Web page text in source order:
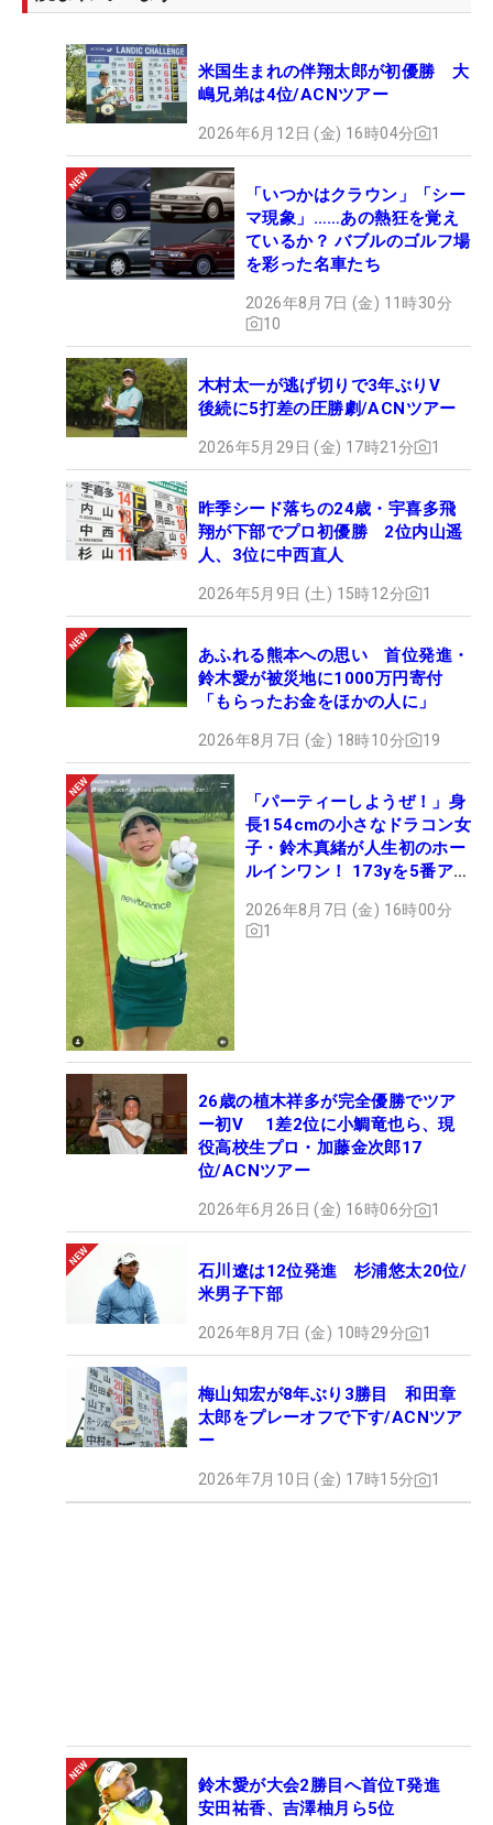
米国生まれの伴翔太郎が初優勝 大
嶋兄弟は4位/ACNツアー
2026年6月12日 (金) 16時04分 1
「いつかはクラウン」「シー
マ現象」……あの熱狂を覚え
ているか？ バブルのゴルフ場
を彩った名車たち
2026年8月7日 (金) 11時30分
10
木村太一が逃げ切りで3年ぶりV
後続に5打差の圧勝劇/ACNツアー
2026年5月29日 (金) 17時21分 1
昨季シード落ちの24歳・宇喜多飛
翔が下部でプロ初優勝 2位内山遥
人、3位に中西直人
2026年5月9日 (土) 15時12分 1
あふれる熊本への思い 首位発進・
鈴木愛が被災地に1000万円寄付
「もらったお金をほかの人に」
2026年8月7日 (金) 18時10分 19
「パーティーしようぜ！」身
長154cmの小さなドラコン女
子・鈴木真緒が人生初のホー
ルインワン！ 173yを5番アイ
2026年8月7日 (金) 16時00分
1
26歳の植木祥多が完全優勝でツア
ー初V 1差2位に小鯛竜也ら、現
役高校生プロ・加藤金次郎17
位/ACNツアー
2026年6月26日 (金) 16時06分 1
石川遼は12位発進 杉浦悠太20位/
米男子下部
2026年8月7日 (金) 10時29分 1
梅山知宏が8年ぶり3勝目 和田章
太郎をプレーオフで下す/ACNツア
ー
2026年7月10日 (金) 17時15分 1
鈴木愛が大会2勝目へ首位T発進
安田祐香、吉澤柚月ら5位